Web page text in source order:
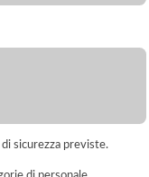
sicurezza previste.